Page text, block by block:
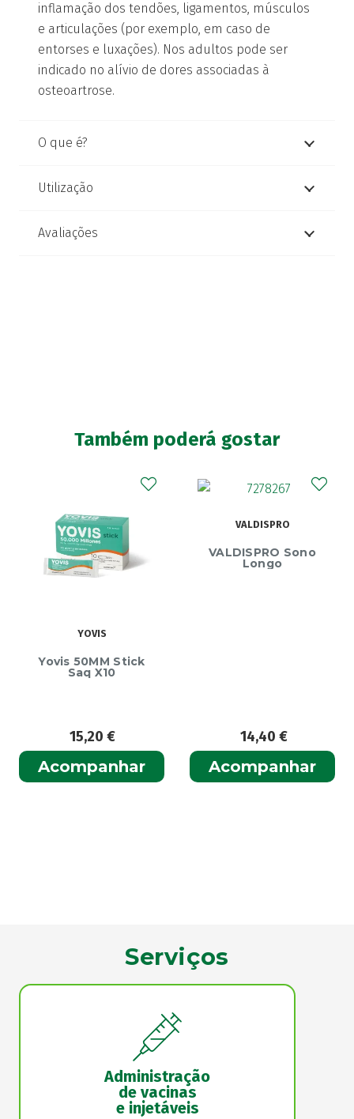
inflamação dos tendões, ligamentos, músculos
e articulações (por exemplo, em caso de
entorses e luxações). Nos adultos pode ser
indicado no alívio de dores associadas à
osteoartrose.
O que é?
Utilização
Avaliações
Também poderá gostar
YOVIS
Yovis 50MM Stick
Saq X10
15,20€
Acompanhar
VALDISPRO
VALDISPRO Sono
Longo
14,40€
Acompanhar
Serviços
Administração
de vacinas
e injetáveis